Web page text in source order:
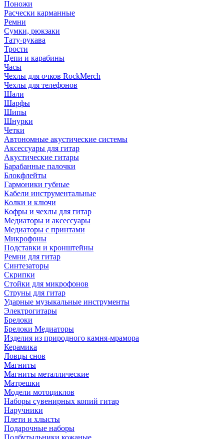
Поножи
Расчески карманные
Ремни
Сумки, рюкзаки
Тату-рукава
Трости
Цепи и карабины
Часы
Чехлы для очков RockMerch
Чехлы для телефонов
Шали
Шарфы
Шипы
Шнурки
Четки
Автономные акустические системы
Аксессуары для гитар
Акустические гитары
Барабанные палочки
Блокфлейты
Гармоники губные
Кабели инструментальные
Колки и ключи
Кофры и чехлы для гитар
Медиаторы и аксессуары
Медиаторы с принтами
Микрофоны
Подставки и кронштейны
Ремни для гитар
Синтезаторы
Скрипки
Стойки для микрофонов
Струны для гитар
Ударные музыкальные инструменты
Электрогитары
Брелоки
Брелоки Медиаторы
Изделия из природного камня-мрамора
Керамика
Ловцы снов
Магниты
Магниты металлические
Матрешки
Модели мотоциклов
Наборы сувенирных копий гитар
Наручники
Плети и хлысты
Подарочные наборы
Подбутыльники кожаные